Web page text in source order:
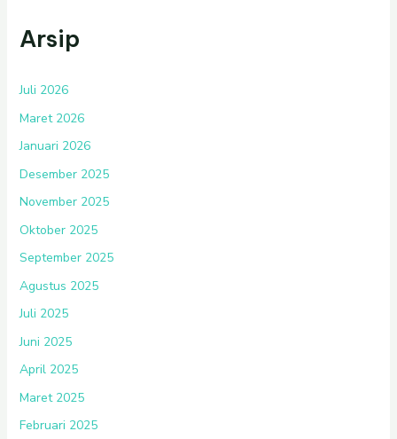
Arsip
Juli 2026
Maret 2026
Januari 2026
Desember 2025
November 2025
Oktober 2025
September 2025
Agustus 2025
Juli 2025
Juni 2025
April 2025
Maret 2025
Februari 2025